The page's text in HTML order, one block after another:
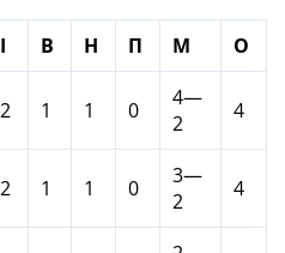
І В Н П М О
2 1 1 0
4—
2
4
2 1 1 0
3—
2
4